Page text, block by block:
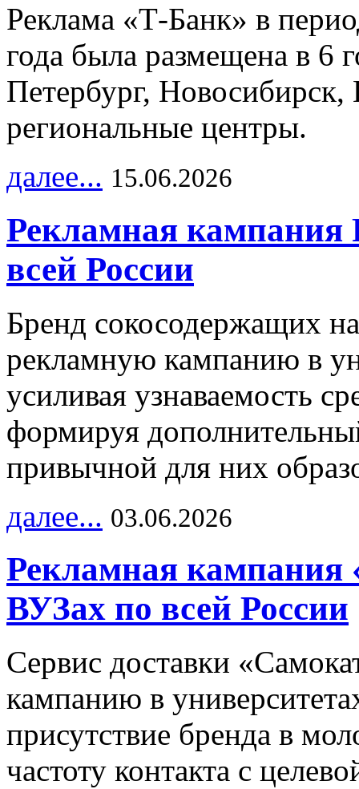
Реклама «Т-Банк» в
года была размещена в 6
Петербург,
региональные центры.
далее... 15.06.2026
Рекламная
всей России
Бренд сокосодержащих
рекламную кампанию в
усиливая узнаваемость
формируя
привычной для них
далее... 03.06.2026
Рекламная кампания
ВУЗах по всей России
Сервис доставки
кампанию в
присутствие бренда в
частоту контакта с